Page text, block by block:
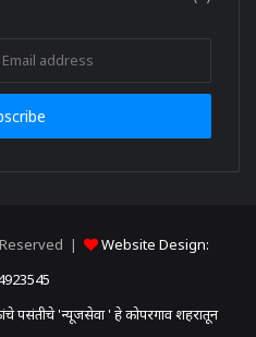
|
Website Design:
पसंतीचे 'न्यूजसेवा ' हे कोपरगाव शहरातून